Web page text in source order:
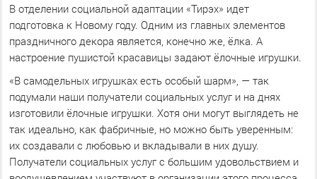
В отделении социальной адаптации «Тирэх» идет
подготовка к Новому году. Одним из главных элементов
праздничного декора является, конечно же, ёлка. А
настроение пушистой красавицы задают ёлочные игрушки.
«В самодельных игрушках есть особый шарм», — так
подумали наши получатели социальных услуг и на днях
изготовили ёлочные игрушки. Хотя они могут выглядеть не
так идеально, как фабричные, но можно быть уверенным:
их создавали с любовью и вкладывали в них душу.
Получатели социальных услуг с большим удовольствием и